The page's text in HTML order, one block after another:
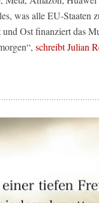
was alle EU-Staaten
Ost finanziert das
schreibt Julian